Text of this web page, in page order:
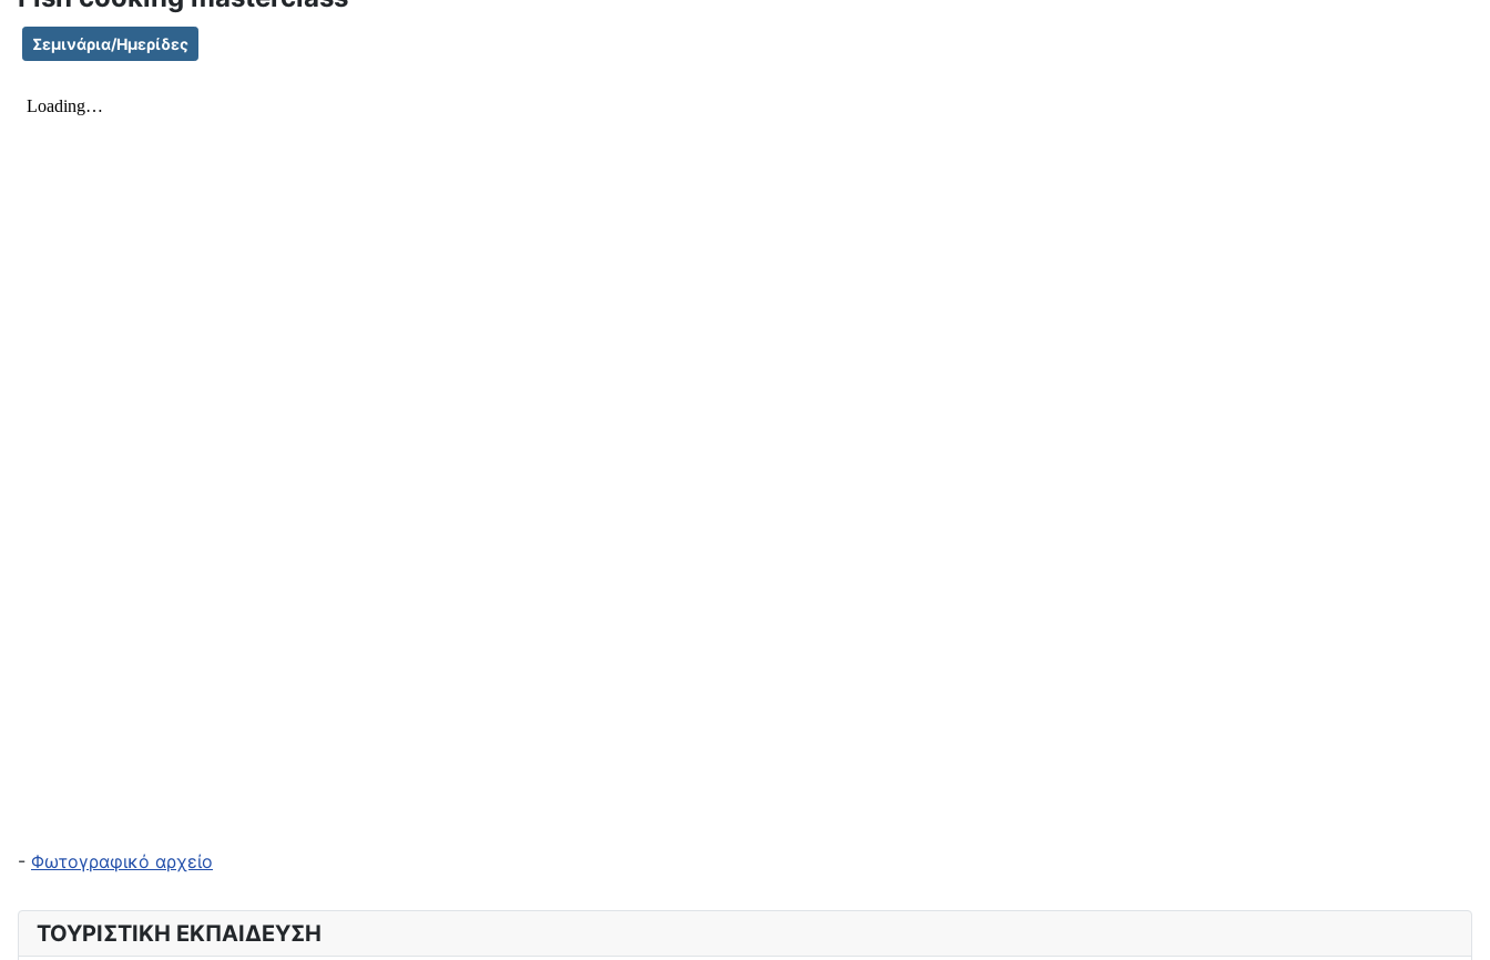
ΤΟΥΡΙΣΤΙΚΗ ΕΚΠΑΙΔΕΥΣΗ
Σεμινάρια/Ημερίδες
- Φωτογραφικό αρχείο